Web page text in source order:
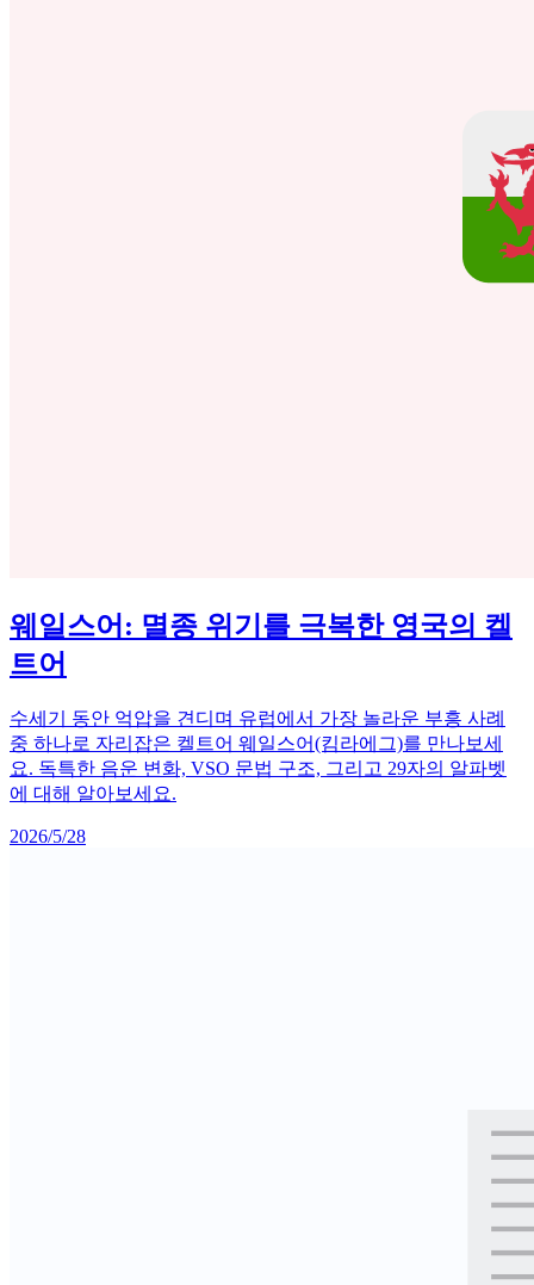
웨일스어: 멸종 위기를 극복한 영국의 켈
트어
수세기 동안 억압을 견디며 유럽에서 가장 놀라운 부흥 사례
중 하나로 자리잡은 켈트어 웨일스어(킴라에그)를 만나보세
요. 독특한 음운 변화, VSO 문법 구조, 그리고 29자의 알파벳
에 대해 알아보세요.
2026/5/28